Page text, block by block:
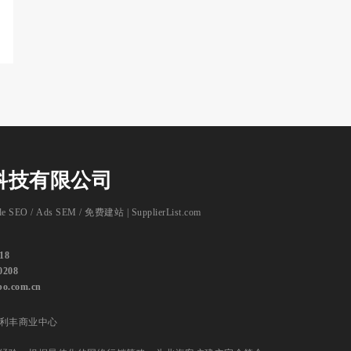
有限公司
SEO /Ads SEM /免费建站 | SupplierList.com
丰商业中心